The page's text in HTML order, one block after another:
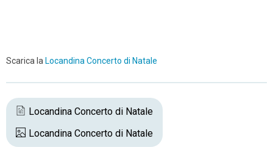
Scarica la Locandina Concerto di Natale
Locandina Concerto di Natale
Locandina Concerto di Natale